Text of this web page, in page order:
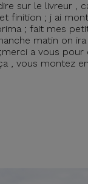
sur le livreur ,
finition ; j ai
; fait mes
matin on
a vous pour
, vous montez